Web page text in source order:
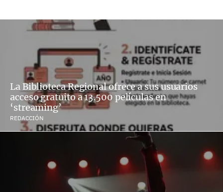
La Biblioteca Regional ofrece a sus usuarios
acceso gratuito a 13.500 películas en
‘streaming’
REDACCIÓN